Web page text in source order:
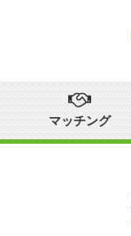
マッチング